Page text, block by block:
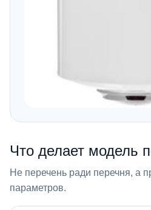
Что делает модель
Не перечень ради перечня, а
параметров.